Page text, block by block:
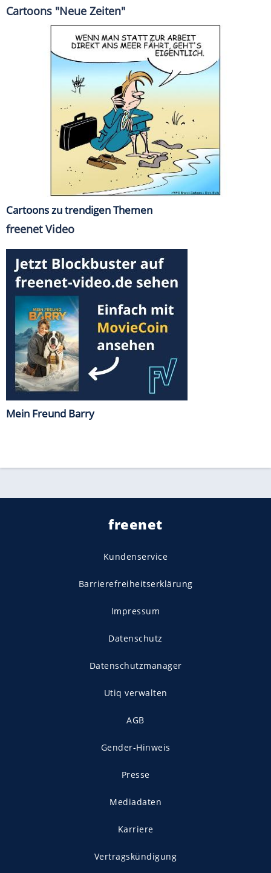
Cartoons "Neue Zeiten"
Cartoons zu trendigen Themen
freenet Video
Mein Freund Barry
freenet
Kundenservice
Barrierefreiheitserklärung
Impressum
Datenschutz
Datenschutzmanager
Utiq verwalten
AGB
Gender-Hinweis
Presse
Mediadaten
Karriere
Vertragskündigung